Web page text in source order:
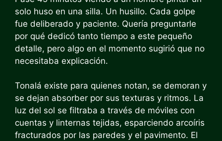
solo huso en una silla. Un husillo. Cada golpe
fue deliberado y paciente. Quería preguntarle
por qué dedicó tanto tiempo a este pequeño
detalle, pero algo en el momento sugirió que no
necesitaba explicación.
Tonalá existe para quienes notan, se demoran y
se dejan absorber por sus texturas y ritmos. La
luz del sol se filtraba a través de móviles con
cuentas y linternas tejidas, esparciendo arcoíris
fracturados por las paredes y el pavimento. El